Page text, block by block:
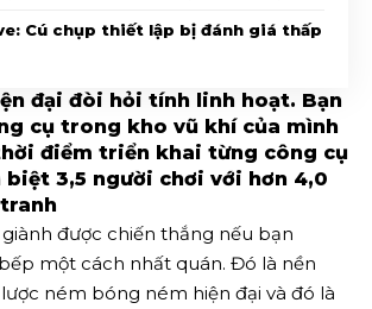
Cú chụp thiết lập bị đánh giá thấp
đại đòi hỏi tính linh hoạt. Bạn
cụ trong kho vũ khí của mình
điểm triển khai từng công cụ
biệt 3,5 người chơi với hơn 4,0
được chiến thắng nếu bạn
một cách nhất quán. Đó là nền
ném bóng ném hiện đại và đó là